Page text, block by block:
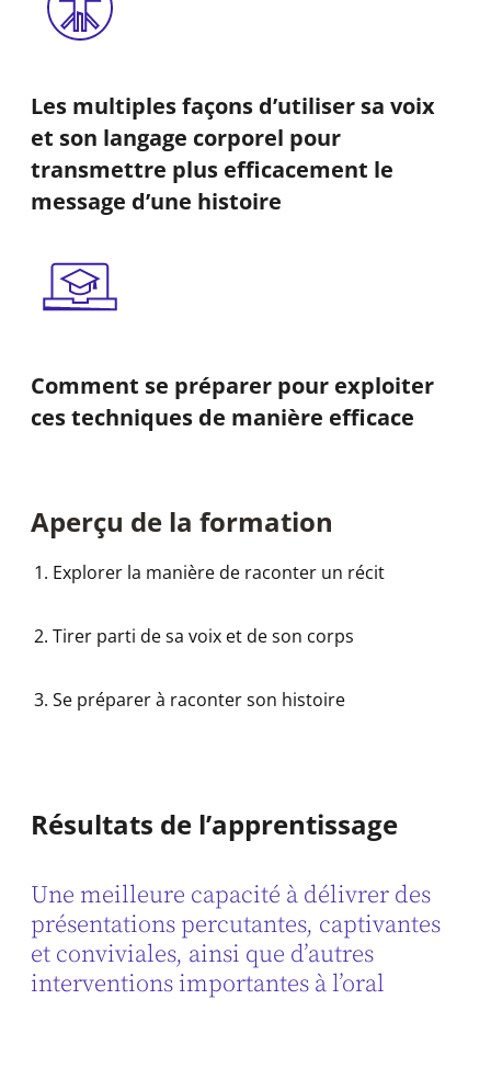
Les multiples façons d’utiliser sa voix
et son langage corporel pour
transmettre plus efficacement le
message d’une histoire
Comment se préparer pour exploiter
ces techniques de manière efficace
Aperçu de la formation
Explorer la manière de raconter un récit
Tirer parti de sa voix et de son corps
Se préparer à raconter son histoire
Résultats de l’apprentissage
Une meilleure capacité à délivrer des
présentations percutantes, captivantes
et conviviales, ainsi que d’autres
interventions importantes à l’oral